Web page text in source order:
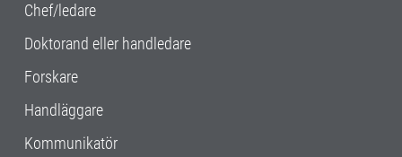
Chef/ledare
Doktorand eller handledare
Forskare
Handläggare
Kommunikatör